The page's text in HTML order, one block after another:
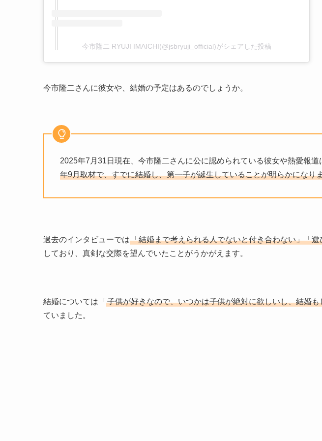
今市隆二 RYUJI IMAICHI(@jsbryuji_official)がシェアした投稿
今市隆二さんに彼女や、結婚の予定はあるのでしょうか。
2025年7月31日現在、今市隆二さんに公に認められている彼女や熱愛報道
年9月取材で、すでに結婚し、第一子が誕生していることが明らかになり
過去のインタビューでは「結婚まで考えられる人でないと付き合わない」「
しており、真剣な交際を望んでいたことがうかがえます。
結婚については「 子供が好きなので、いつかは子供が絶対に欲しいし、結婚
ていました。